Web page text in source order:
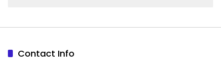
Contact Info